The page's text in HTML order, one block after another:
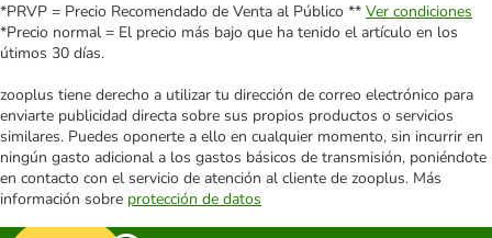
*PRVP = Precio Recomendado de Venta al Público ** Ver condiciones
*Precio normal = El precio más bajo que ha tenido el artículo en los
útimos 30 días.
zooplus tiene derecho a utilizar tu dirección de correo electrónico para
enviarte publicidad directa sobre sus propios productos o servicios
similares. Puedes oponerte a ello en cualquier momento, sin incurrir en
ningún gasto adicional a los gastos básicos de transmisión, poniéndote
en contacto con el servicio de atención al cliente de zooplus. Más
información sobre protección de datos